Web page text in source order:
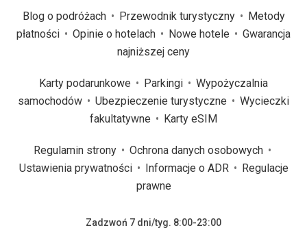
Blog o podróżach Przewodnik turystyczny
Metody
płatności
Opinie o hotelach Nowe hotele
Gwarancja
najniższej ceny
Karty podarunkowe Parkingi
Wypożyczalnia
samochodów
Ubezpieczenie turystyczne
Wycieczki
fakultatywne
Karty eSIM
Regulamin strony
Ochrona danych osobowych
Ustawienia prywatności
Informacje o ADR
Regulacje
prawne
Zadzwoń 7 dni/tyg. 8:00-23:00